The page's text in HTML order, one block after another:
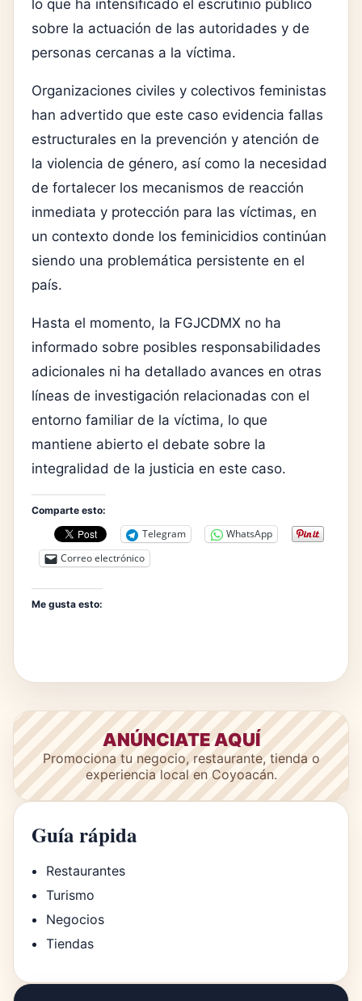
lo que ha intensificado el escrutinio público
sobre la actuación de las autoridades y de
personas cercanas a la víctima.
Organizaciones civiles y colectivos feministas
han advertido que este caso evidencia fallas
estructurales en la prevención y atención de
la violencia de género, así como la necesidad
de fortalecer los mecanismos de reacción
inmediata y protección para las víctimas, en
un contexto donde los feminicidios continúan
siendo una problemática persistente en el
país.
Hasta el momento, la FGJCDMX no ha
informado sobre posibles responsabilidades
adicionales ni ha detallado avances en otras
líneas de investigación relacionadas con el
entorno familiar de la víctima, lo que
mantiene abierto el debate sobre la
integralidad de la justicia en este caso.
Comparte esto:
Telegram
WhatsApp
Correo electrónico
Me gusta esto:
ANÚNCIATE AQUÍ
Promociona tu negocio, restaurante, tienda o
experiencia local en Coyoacán.
Guía rápida
Restaurantes
Turismo
Negocios
Tiendas